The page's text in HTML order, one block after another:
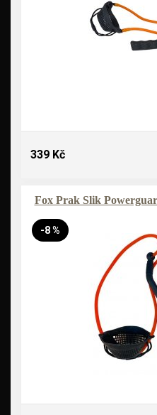
339 Kč
Fox Prak Slik
-8 %